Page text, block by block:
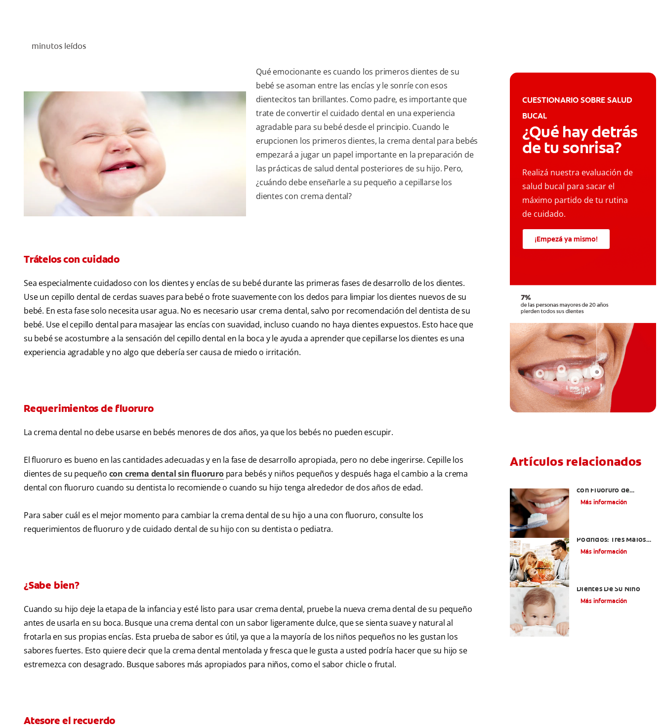
minutos leídos
Qué emocionante es cuando los primeros dientes de su
bebé se asoman entre las encías y le sonríe con esos
dientecitos tan brillantes. Como padre, es importante que
trate de convertir el cuidado dental en una experiencia
agradable para su bebé desde el principio. Cuando le
erupcionen los primeros dientes, la crema dental para bebés
empezará a jugar un papel importante en la preparación de
las prácticas de salud dental posteriores de su hijo. Pero,
¿cuándo debe enseñarle a su pequeño a cepillarse los
dientes con crema dental?
Trátelos con cuidado
Sea especialmente cuidadoso con los dientes y encías de su bebé durante las primeras fases de desarrollo de los dientes.
Use un cepillo dental de cerdas suaves para bebé o frote suavemente con los dedos para limpiar los dientes nuevos de su
bebé. En esta fase solo necesita usar agua. No es necesario usar crema dental, salvo por recomendación del dentista de su
bebé. Use el cepillo dental para masajear las encías con suavidad, incluso cuando no haya dientes expuestos. Esto hace que
su bebé se acostumbre a la sensación del cepillo dental en la boca y le ayuda a aprender que cepillarse los dientes es una
experiencia agradable y no algo que debería ser causa de miedo o irritación.
Requerimientos de fluoruro
La crema dental no debe usarse en bebés menores de dos años, ya que los bebés no pueden escupir.
El fluoruro es bueno en las cantidades adecuadas y en la fase de desarrollo apropiada, pero no debe ingerirse. Cepille los
dientes de su pequeño con crema dental sin fluoruropara bebés y niños pequeños y después haga el cambio a la crema
dental con fluoruro cuando su dentista lo recomiende o cuando su hijo tenga alrededor de dos años de edad.
Para saber cuál es el mejor momento para cambiar la crema dental de su hijo a una con fluoruro, consulte los
requerimientos de fluoruro y de cuidado dental de su hijo con su dentista o pediatra.
¿Sabe bien?
Cuando su hijo deje la etapa de la infancia y esté listo para usar crema dental, pruebe la nueva crema dental de su pequeño
antes de usarla en su boca. Busque una crema dental con un sabor ligeramente dulce, que se sienta suave y natural al
frotarla en sus propias encías. Esta prueba de sabor es útil, ya que a la mayoría de los niños pequeños no les gustan los
sabores fuertes. Esto quiere decir que la crema dental mentolada y fresca que le gusta a usted podría hacer que su hijo se
estremezca con desagrado. Busque sabores más apropiados para niños, como el sabor chicle o frutal.
Atesore el recuerdo
CUESTIONARIO SOBRE SALUD
BUCAL
¿Qué hay detrás
de tu sonrisa?
Realizá nuestra evaluación de
salud bucal para sacar el
máximo partido de tu rutina
de cuidado.
¡Empezá ya mismo!
Artículos relacionados
con Fluoruro de
Estaño?
Más información
Podridos: Tres Malos
Hábitos Que Podrían
Más información
Dientes De Su Niño
Más información